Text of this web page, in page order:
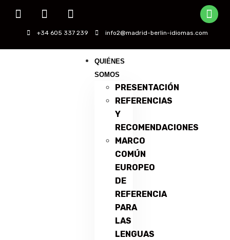
+34 605 337 239 info2@madrid-berlin-idiomas.com
QUIÉNES
SOMOS
PRESENTACIÓN
REFERENCIAS
Y
RECOMENDACIONES
MARCO
COMÚN
EUROPEO
DE
REFERENCIA
PARA
LAS
LENGUAS